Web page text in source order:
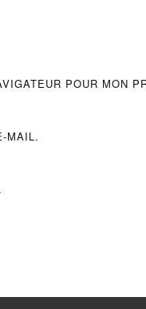
POUR MON
MAIL.